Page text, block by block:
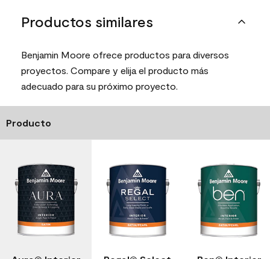
Productos similares
Benjamin Moore ofrece productos para diversos
proyectos. Compare y elija el producto más
adecuado para su próximo proyecto.
Producto